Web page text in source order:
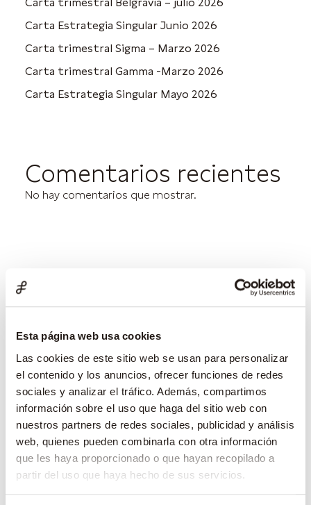
Esta página web usa cookies
Las cookies de este sitio web se usan para personalizar
el contenido y los anuncios, ofrecer funciones de redes
sociales y analizar el tráfico. Además, compartimos
información sobre el uso que haga del sitio web con
nuestros partners de redes sociales, publicidad y análisis
web, quienes pueden combinarla con otra información
que les haya proporcionado o que hayan recopilado a
partir del uso que haya hecho de sus servicios.
Carta Estrategia Singular Junio 2026
Carta trimestral Sigma – Marzo 2026
Carta trimestral Gamma -Marzo 2026
Carta Estrategia Singular Mayo 2026
Comentarios recientes
No hay comentarios que mostrar.
Archivos
abril 2026
marzo 2026
febrero 2026
enero 2026
diciembre 2025
noviembre 2025